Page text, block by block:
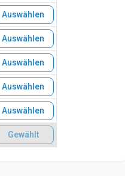
Auswählen
Auswählen
Auswählen
Auswählen
Auswählen
Gewählt